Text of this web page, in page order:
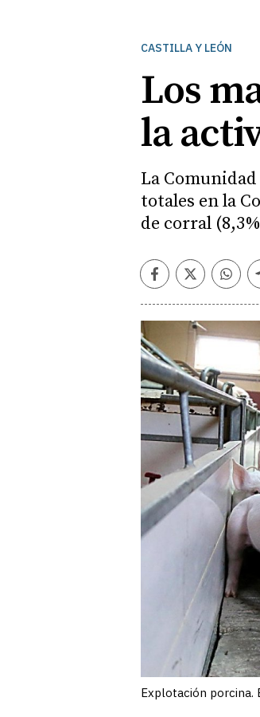
CASTILLA Y LEÓN
Los
la
La
totales en la
de corral
Facebook
Twitter
Explotación porcina.